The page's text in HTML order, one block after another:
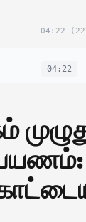
04:22
04:22